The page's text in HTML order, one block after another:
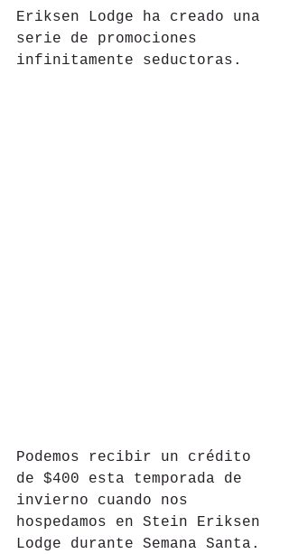
Eriksen Lodge ha creado una
serie de promociones
infinitamente seductoras.
Podemos recibir un crédito
de $400 esta temporada de
invierno cuando nos
hospedamos en Stein Eriksen
Lodge durante Semana Santa.